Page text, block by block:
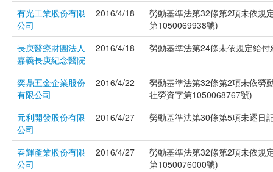
有光工業股份有限
公司
2016/4/18
勞動基準法第32條第2項未依規
第1050069938號)
長庚醫療財團法人
嘉義長庚紀念醫院
2016/4/18 勞動基準法第24條未依規定給
奕鼎五金企業股份
有限公司
2016/4/22
勞動基準法第32條第2項未依勞
社勞資字第1050068767號)
元利開發股份有限
公司
2016/4/27 勞動基準法第30條第5項未逐日
春輝產業股份有限
公司
2016/4/27
勞動基準法第32條第2項未依規
第1050076000號)